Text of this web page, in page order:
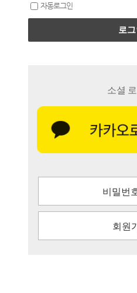
자동로그인
로
소셜
비밀번
회원